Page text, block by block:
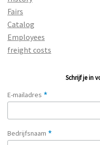
Fairs
Catalog
Employees
freight costs
Schrijf je in
E-mailadres *
Bedrijfsnaam *